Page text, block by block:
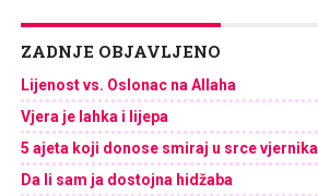
ZADNJE OBJAVLJENO
Lijenost vs. Oslonac na Allaha
Vjera je lahka i lijepa
5 ajeta koji donose smiraj u srce vjernika
Da li sam ja dostojna hidžaba